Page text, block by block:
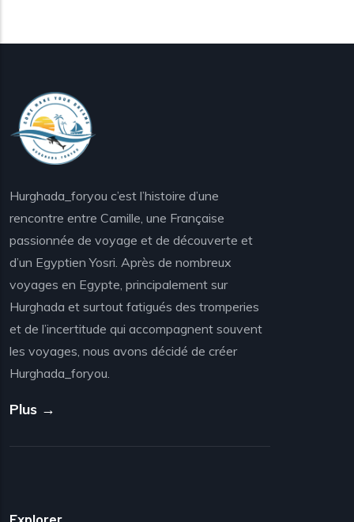
Hurghada_foryou c’est l’histoire d’une
rencontre entre Camille, une Française
passionnée de voyage et de découverte et
d’un Egyptien Yosri. Après de nombreux
voyages en Egypte, principalement sur
Hurghada et surtout fatigués des tromperies
et de l’incertitude qui accompagnent souvent
les voyages, nous avons décidé de créer
Hurghada_foryou.
Plus →